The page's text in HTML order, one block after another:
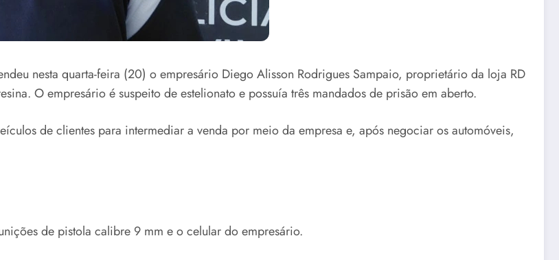
nesta quarta-feira (20) o empresário Diego Alisson Rodrigues Sampaio, proprietário da loja RD
O empresário é suspeito de estelionato e possuía três mandados de prisão em aberto.
de clientes para intermediar a venda por meio da empresa e, após negociar os automóveis,
de pistola calibre 9 mm e o celular do empresário.